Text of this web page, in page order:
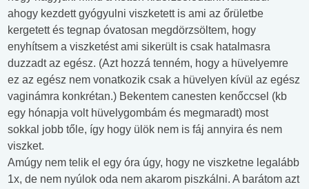
ahogy kezdett gyógyulni viszketett is ami az őrületbe
kergetett és tegnap óvatosan megdörzsöltem, hogy
enyhítsem a viszketést ami sikerült is csak hatalmasra
duzzadt az egész. (Azt hozzá tenném, hogy a hüvelyemre
ez az egész nem vonatkozik csak a hüvelyen kívül az egész
vaginámra konkrétan.) Bekentem canesten kenőccsel (kb
egy hónapja volt hüvelygombám és megmaradt) most
sokkal jobb tőle, így hogy ülök nem is fáj annyira és nem
viszket.
Amúgy nem telik el egy óra úgy, hogy ne viszketne legalább
1x, de nem nyúlok oda nem akarom piszkálni. A barátom azt